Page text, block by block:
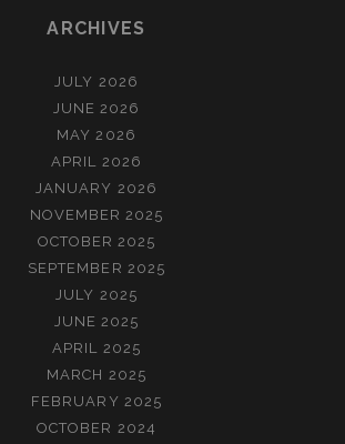
ARCHIVES
JULY 2026
JUNE 2026
MAY 2026
APRIL 2026
JANUARY 2026
NOVEMBER 2025
OCTOBER 2025
SEPTEMBER 2025
JULY 2025
JUNE 2025
APRIL 2025
MARCH 2025
FEBRUARY 2025
OCTOBER 2024